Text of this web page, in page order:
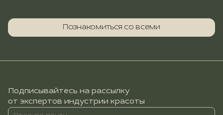
Познакомиться со всеми
Подписывайтесь на рассылку
от экспертов индустрии красоты